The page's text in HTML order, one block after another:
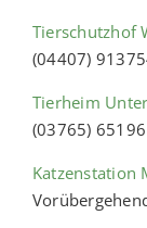
Tierschutzhof
(04407)
Tierheim
(03765) 65196
Katzenstation